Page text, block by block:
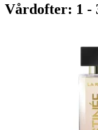
Vårdofter: 1 -